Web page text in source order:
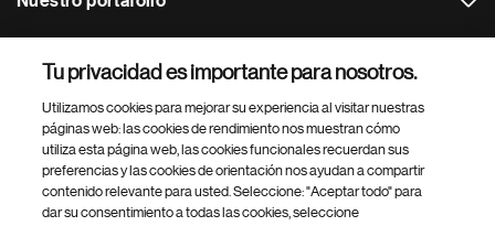
Footer Site Search
Tu privacidad es importante para nosotros.
Utilizamos cookies para mejorar su experiencia al visitar nuestras
páginas web: las cookies de rendimiento nos muestran cómo
utiliza esta página web, las cookies funcionales recuerdan sus
preferencias y las cookies de orientación nos ayudan a compartir
contenido relevante para usted. Seleccione: "Aceptar todo" para
dar su consentimiento a todas las cookies, seleccione